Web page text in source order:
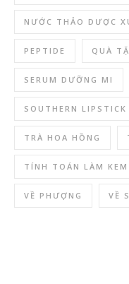
NƯỚC THẢO DƯỢC
PEPTIDE QUÀ
SERUM DƯỠNG MI
SOUTHERN LIPSTICK
TRÀ HOA HỒNG
TÍNH TOÁN LÀM KEM
VỀ PHƯỢNG VỀ